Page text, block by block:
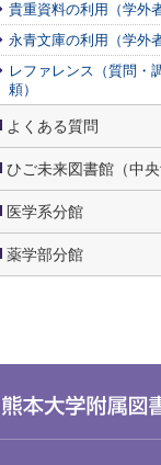
貴重資料の利用（学外者
永青文庫の利用（学外者
レファレンス（質問・
頼）
よくある質問
ひご未来図書館（中央
医学系分館
薬学部分館